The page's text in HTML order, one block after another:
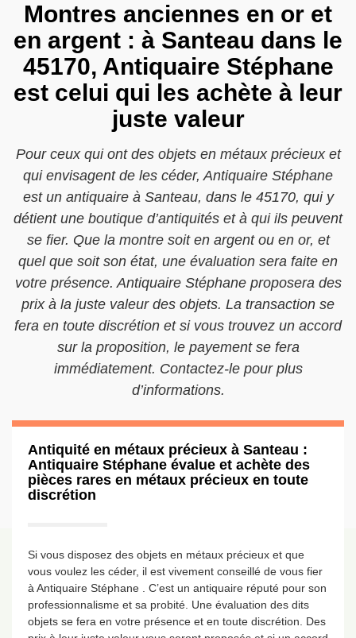
Montres anciennes en or et
en argent : à Santeau dans le
45170, Antiquaire Stéphane
est celui qui les achète à leur
juste valeur
Pour ceux qui ont des objets en métaux précieux et
qui envisagent de les céder, Antiquaire Stéphane
est un antiquaire à Santeau, dans le 45170, qui y
détient une boutique d’antiquités et à qui ils peuvent
se fier. Que la montre soit en argent ou en or, et
quel que soit son état, une évaluation sera faite en
votre présence. Antiquaire Stéphane proposera des
prix à la juste valeur des objets. La transaction se
fera en toute discrétion et si vous trouvez un accord
sur la proposition, le payement se fera
immédiatement. Contactez-le pour plus
d’informations.
Antiquité en métaux précieux à Santeau :
Antiquaire Stéphane évalue et achète des
pièces rares en métaux précieux en toute
discrétion
Si vous disposez des objets en métaux précieux et que
vous voulez les céder, il est vivement conseillé de vous fier
à Antiquaire Stéphane . C’est un antiquaire réputé pour son
professionnalisme et sa probité. Une évaluation des dits
objets se fera en votre présence et en toute discrétion. Des